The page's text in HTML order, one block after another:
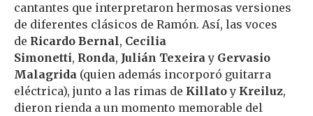
cantantes que interpretaron hermosas versiones
de diferentes clásicos de Ramón. Así, las voces
de Ricardo Bernal, Cecilia
Simonetti, Ronda, Julián Texeiray Gervasio
Malagrida (quien además incorporó guitarra
eléctrica), junto a las rimas de Killatoy Kreiluz,
dieron rienda a un momento memorable del